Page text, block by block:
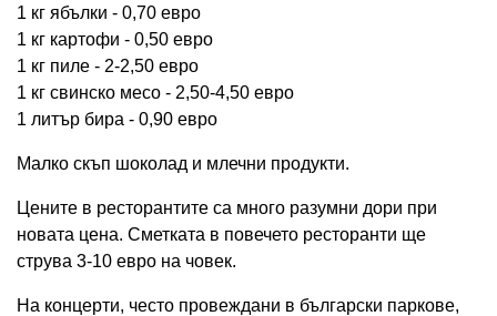
1 кг ябълки - 0,70 евро
1 кг картофи - 0,50 евро
1 кг пиле - 2-2,50 евро
1 кг свинско месо - 2,50-4,50 евро
1 литър бира - 0,90 евро
Малко скъп шоколад и млечни продукти.
Цените в ресторантите са много разумни дори при
новата цена. Сметката в повечето ресторанти ще
струва 3-10 евро на човек.
На концерти, често провеждани в български паркове,